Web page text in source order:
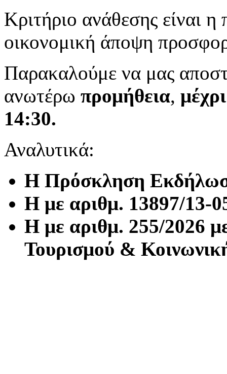
Κριτήριο ανάθεσης είναι
οικονομική άποψη
Παρακαλούμε να μας
ανωτέρω προμήθεια,
14:30.
Αναλυτικά:
Η Πρόσκληση
Η με αριθμ. 13897/13-
Η με αριθμ. 255/2026
Τουρισμού &